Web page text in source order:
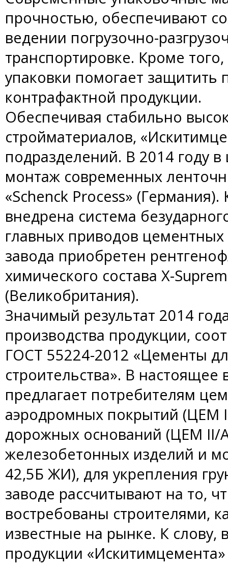
прочностью, обеспечивают
ведении погрузочно-
транспортировке. Кроме
упаковки помогает защитить
контрафактной продукции.
Обеспечивая стабильно
стройматериалов,
подразделений. В 2014 году
монтаж современных
«Schenck Process»
внедрена система
главных приводов
завода приобретен
химического состава X-
(Великобритания).
Значимый результат 2014
производства продукции,
ГОСТ 55224-2012 «Цементы
строительства». В
предлагает потребителям
аэродромных покрытий (ЦЕМ
дорожных оснований (ЦЕМ
железобетонных изделий и
42,5Б ЖИ), для укрепления
заводе рассчитывают на то,
востребованы строителями,
известные на рынке. К слову,
продукции